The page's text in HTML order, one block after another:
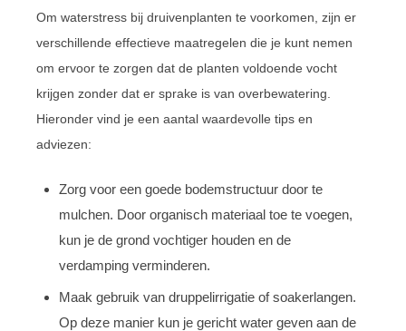
Om waterstress bij druivenplanten te voorkomen, zijn er
verschillende effectieve maatregelen die je kunt nemen
om ervoor te zorgen dat de planten voldoende vocht
krijgen zonder dat er sprake is van overbewatering.
Hieronder vind je een aantal waardevolle tips en
adviezen:
Zorg voor een goede bodemstructuur door te
mulchen. Door organisch materiaal toe te voegen,
kun je de grond vochtiger houden en de
verdamping verminderen.
Maak gebruik van druppelirrigatie of soakerlangen.
Op deze manier kun je gericht water geven aan de